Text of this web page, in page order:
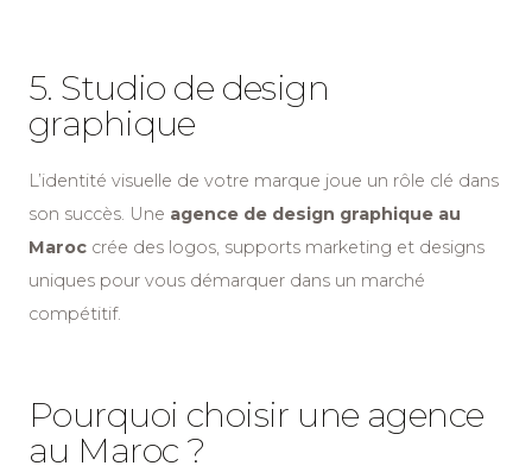
5. Studio de design
graphique
L’identité visuelle de votre marque joue un rôle clé dans
son succès. Une agence de design graphique au
Maroc crée des logos, supports marketing et designs
uniques pour vous démarquer dans un marché
compétitif.
Pourquoi choisir une agence
au Maroc ?